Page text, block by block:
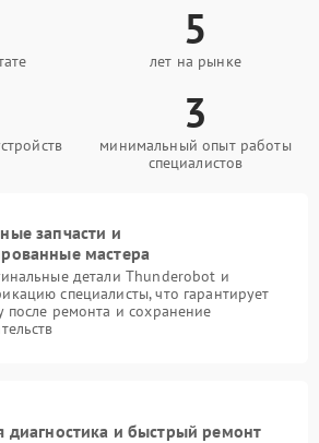
5
лет на рынке
3
минимальный опыт работы
специалистов
запчасти и
мастера
детали Thunderobot и
специалисты, что гарантирует
после ремонта и сохранение
диагностика и быстрый ремонт